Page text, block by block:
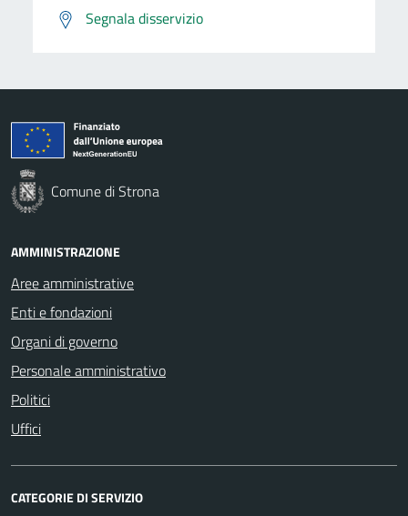
Segnala disservizio
Comune di Strona
AMMINISTRAZIONE
Aree amministrative
Enti e fondazioni
Organi di governo
Personale amministrativo
Politici
Uffici
CATEGORIE DI SERVIZIO